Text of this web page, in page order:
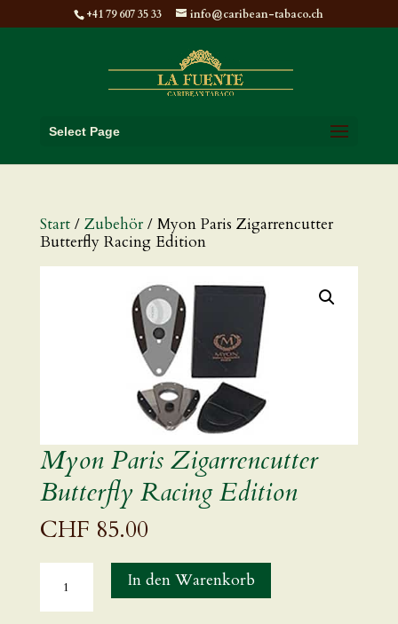
+41 79 607 35 33 info@caribean-tabaco.ch
Select Page
Start/ Zubehör/ Myon Paris Zigarrencutter
Butterfly Racing Edition
Myon Paris Zigarrencutter
Butterfly Racing Edition
CHF 85.00
Paris
In den Warenkorb